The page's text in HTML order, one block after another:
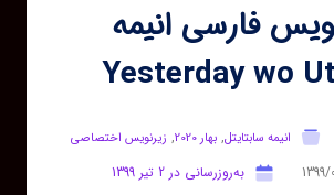
فارسی انیمه
Yesterday wo
انیمه سابتایتل,بهار 2020 , زیرنویس اختصاصی
به‌روزرسانی در 2 تیر 1399